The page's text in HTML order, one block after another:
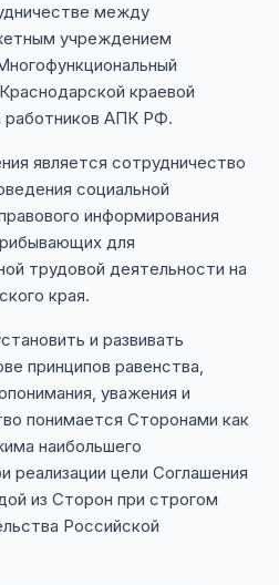
между
учреждением
краевой
работников АПК РФ.
является сотрудничество
социальной
информирования
для
трудовой деятельности на
края.
и развивать
принципов равенства,
уважения и
понимается Сторонами как
наибольшего
реализации цели Соглашения
из Сторон при строгом
Российской